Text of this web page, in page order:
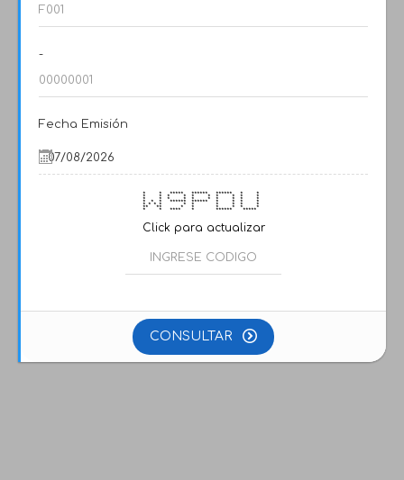
-
Fecha Emisión
* * ***** ****** ****** * *
* * * * * * * * * *
* * * * * * * * * *
* * * ****** ****** * * * *
* * * * * * * * * *
** ** * * * * * *
* * **** * ****** *****
Click para actualizar
CONSULTAR